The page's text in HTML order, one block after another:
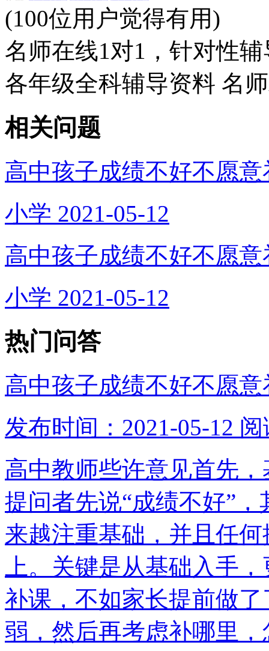
(100位用户觉得有用)
名师在线1对1，针对性
各年级全科辅导资料 名
相关问题
高中孩子成绩不好不愿
小学 2021-05-12
高中孩子成绩不好不愿
小学 2021-05-12
热门问答
高中孩子成绩不好不愿
发布时间：2021-05-12 阅
高中教师些许意见首先
提问者先说“成绩不好”
来越注重基础，并且任
上。关键是从基础入手
补课，不如家长提前做
弱，然后再考虑补哪里